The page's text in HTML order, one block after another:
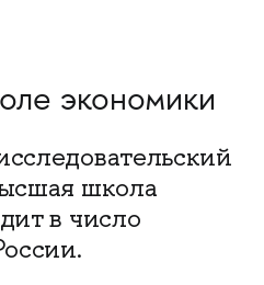
экономики
школа
в число